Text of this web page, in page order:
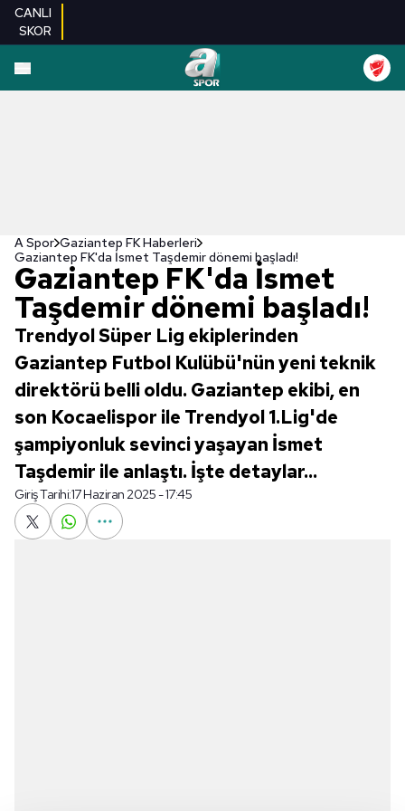
CANLI
SKOR
A Spor Gaziantep FK Haberleri
Gaziantep FK'da İsmet Taşdemir dönemi başladı!
Gaziantep FK'da İsmet
Taşdemir dönemi başladı!
Trendyol Süper Lig ekiplerinden
Gaziantep Futbol Kulübü'nün yeni teknik
direktörü belli oldu. Gaziantep ekibi, en
son Kocaelispor ile Trendyol 1.Lig'de
şampiyonluk sevinci yaşayan İsmet
Taşdemir ile anlaştı. İşte detaylar...
Giriş Tarihi:17 Haziran 2025 - 17:45